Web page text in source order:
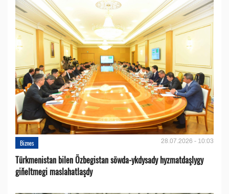
Biznes 28.07.2026 - 10:03
Türkmenistan bilen Özbegistan söwda-ykdysady hyzmatdaşlygy
giňeltmegi maslahatlaşdy